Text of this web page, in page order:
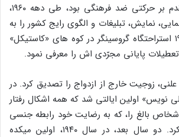
انقلاب جنسی، که مقدم بر حرکتی ضد فرهنگی بود، طی دهه ۱۹۶۰،
نمایش، تبلیغات و الگوی رایج کشور را به
تاراج برد. در سال ۱۹۶۲ استراحتگاه گروسینگر در کوه های «کاستیکل»
تعطیلات پایانی مجرّدی اش را معرفی نمود.
زوجیت خارج از ازدواج را تصدیق کرد. در
نویس» اولین ایالتی شد که همه اشکال رفتار
بالغ را، که به رضایت خود رابطه جنسی
داشتند، جرم زدایی کرد. دو سال بعد، در سال ۱۹۴۰، اولین میکده